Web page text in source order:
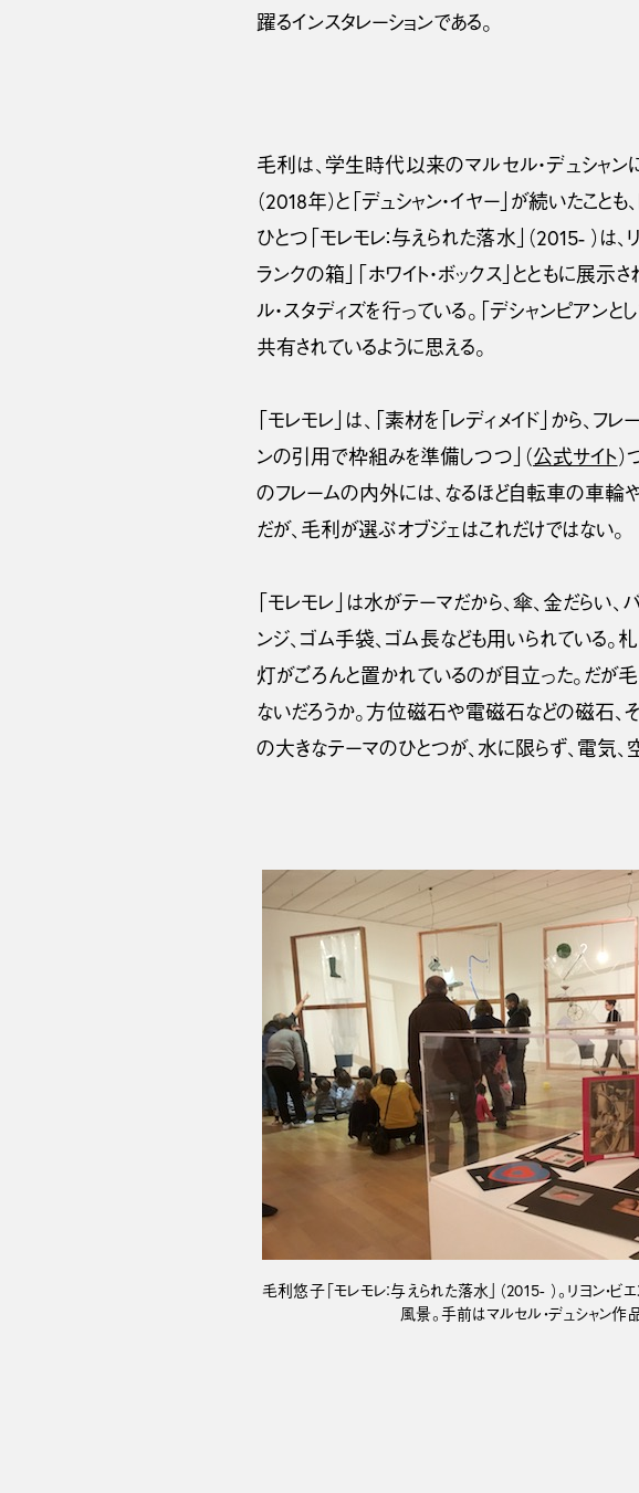
躍るインスタレーションである。
毛利は、学生時代以来のマルセル・デュシャン
（2018年）と「デュシャン・イヤー」が続いた
ひとつ「モレモレ：与えられた落水」（2015- ）は
ランクの箱」「ホワイト・ボックス」とともに展
ル・スタディズを行っている。「デシャンピアン
共有されているように思える。
「モレモレ」は、「素材を「レディメイド」から、
ンの引用で枠組みを準備しつつ」（公式サイト
のフレームの内外には、なるほど自転車の車輪
だが、毛利が選ぶオブジェはこれだけではない。
「モレモレ」は水がテーマだから、傘、金だらい、
ンジ、ゴム手袋、ゴム長なども用いられている。
灯がごろんと置かれているのが目立った。だ
ないだろうか。方位磁石や電磁石などの磁石、そ
の大きなテーマのひとつが、水に限らず、電気、
毛利悠子「モレモレ：与えられた落水」（2015- ）。リヨン・
風景。手前はマルセル・デュシャン作